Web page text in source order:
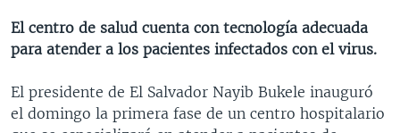
PANORAMA
ESTADOS UNIDOS AL DÍA
EL MUNDO AL DÍA [RADIO]
FORO [RADIO]
DEPORTIVO INTERNACIONAL
SÍGANOS
El centro de salud cuenta con tecnología adecuada
para atender a los pacientes infectados con el virus.
El presidente de El Salvador Nayib Bukele inauguró
el domingo la primera fase de un centro hospitalario